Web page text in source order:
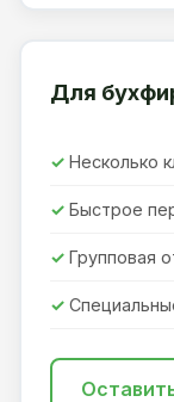
Для
Несколько
Быстрое
Групповая